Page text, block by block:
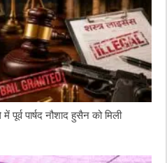
पार्षद नौशाद हुसैन को मिली